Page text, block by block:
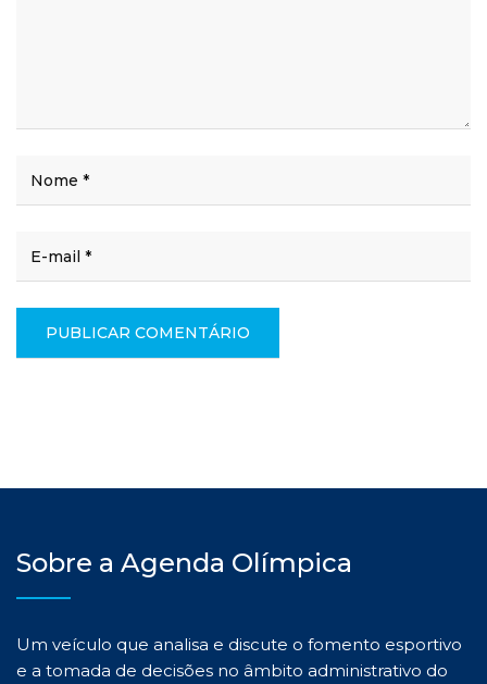
Sobre a Agenda Olímpica
Um veículo que analisa e discute o fomento esportivo
e a tomada de decisões no âmbito administrativo do